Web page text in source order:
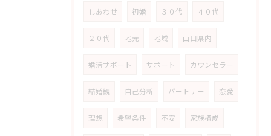
しあわせ 初婚 ３０代 ４０代
２０代 地元 地域 山口県内
婚活サポート サポート カウンセラー
結婚観 自己分析 パートナー 恋愛
理想 希望条件 不安 家族構成